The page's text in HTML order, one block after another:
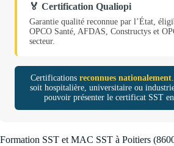
🏅 Certification Qualiopi
Garantie qualité reconnue par l’État,
OPCO Santé, AFDAS, Constructys et
secteur.
Certifications reconnues nationalement
soit hospitalière, universitaire ou
pouvoir présenter le certificat SST en
Formation SST et MAC SST à Poitiers